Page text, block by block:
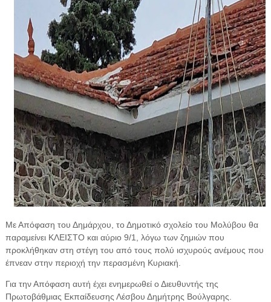
Με Απόφαση του Δημάρχου, το Δημοτικό σχολείο του Μολύβου θα
παραμείνει ΚΛΕΙΣΤΟ και αύριο 9/1, λόγω των ζημιών που
προκλήθηκαν στη στέγη του από τους πολύ ισχυρούς ανέμους που
έπνεαν στην περιοχή την περασμένη Κυριακή.
Για την Απόφαση αυτή έχει ενημερωθεί ο Διευθυντής της
Πρωτοβάθμιας Εκπαίδευσης Λέσβου Δημήτρης Βούλγαρης.